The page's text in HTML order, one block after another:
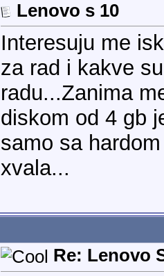
Lenovo s 10
Interesuju me
za rad i kakve
radu...Zanima
diskom od 4 gb
samo sa
xvala...
Re: Lenovo